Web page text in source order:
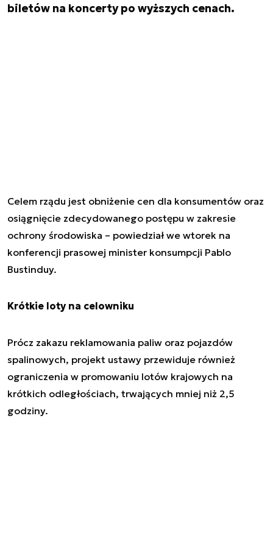
biletów na koncerty po wyższych cenach.
Celem rządu jest obniżenie cen dla konsumentów oraz
osiągnięcie zdecydowanego postępu w zakresie
ochrony środowiska – powiedział we wtorek na
konferencji prasowej minister konsumpcji Pablo
Bustinduy.
Krótkie loty na celowniku
Prócz zakazu reklamowania paliw oraz pojazdów
spalinowych, projekt ustawy przewiduje również
ograniczenia w promowaniu lotów krajowych na
krótkich odległościach, trwających mniej niż 2,5
godziny.